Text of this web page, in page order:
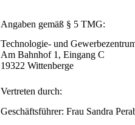
Angaben gemäß § 5 TMG:
Technologie- und
Am Bahnhof 1, Eingang C
19322 Wittenberge
Vertreten durch:
Geschäftsführer: Frau Sandra